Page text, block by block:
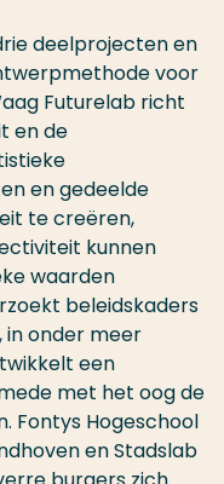
deelprojecten en
voor
Futurelab richt
en de
en gedeelde
te creëren,
kunnen
waarden
beleidskaders
in onder meer
een
met het oog de
Fontys Hogeschool
en Stadslab